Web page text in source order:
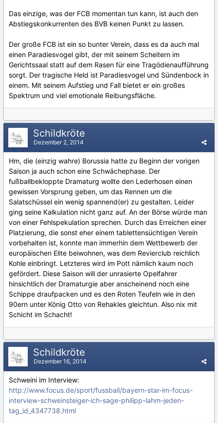
Das einzige, was der FCB momentan tun kann, ist auch den
Abstiegskonkurrenten des BVB keinen Punkt zu lassen.
Der große FCB ist ein so bunter Verein, dass es da auch mal
einen Paradiesvogel gibt, der mit seinem Scheitern im
Gerichtssaal statt auf dem Rasen für eine Tragödienaufführung
sorgt. Der tragische Held ist Paradiesvogel und Sündenbock in
einem. Mit seinem Aufstieg und Fall bietet er ein großes
Spektrum und viel emotionale Reibungsfläche.
Schildkröte
Dezember 2, 2014
Hm, die (einzig wahre) Borussia hatte zu Beginn der vorigen
Saison ja auch schon eine Schwächephase. Der
fußballbekloppte Dramaturg wollte den Lederhosen einen
gewissen Vorsprung geben, um das Rennen um die
Salatschüssel ein wenig spannend(er) zu gestalten. Leider
ging seine Kalkulation nicht ganz auf. An der Börse würde man
von einer Fehlspekulation sprechen. Durch das Erreichen einer
Platzierung, die sonst eher einem tablettensüchtigen Verein
vorbehalten ist, konnte man immerhin dem Wettbewerb der
europäischen Elite beiwohnen, was dem Revierclub reichlich
Kohle einbringt. Letzteres wird im Pott nämlich kaum noch
gefördert. Diese Saison will der unrasierte Opelfahrer
hinsichtlich der Dramaturgie aber anscheinend noch eine
Schippe draufpacken und es den Roten Teufeln wie in den
90ern unter König Otto von Rehakles gleichtun. Also nix mit
Schicht im Schacht!
Schildkröte
Dezember 16, 2014
Schweini im Interview:
http://www.focus.de/sport/fussball/bayern-star-im-focus-
interview-schweinsteiger-ich-sage-philipp-lahm-jeden-
tag_id_4347738.html